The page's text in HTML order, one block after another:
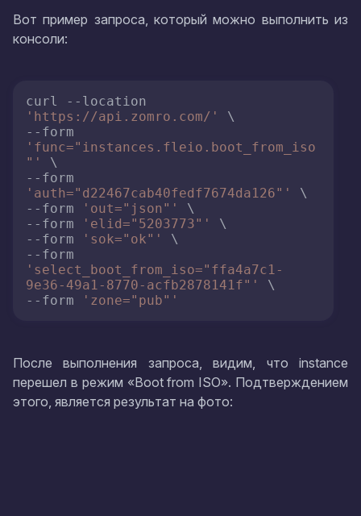
Вот пример запроса, который можно выполнить из
консоли:
'https://api.zomro.com/'
\
'func="instances.fleio.boot_from_iso
"'
\
'auth="d22467cab40fedf7674da126"'
\
--form
'out="json"'
\
--form
'elid="5203773"'
\
--form
'sok="ok"'
\
'select_boot_from_iso="ffa4a7c1-
9e36-49a1-8770-acfb2878141f"'
\
--form
'zone="pub"'
После выполнения запроса, видим, что instance
перешел в режим «Boot from ISO». Подтверждением
этого, является результат на фото: